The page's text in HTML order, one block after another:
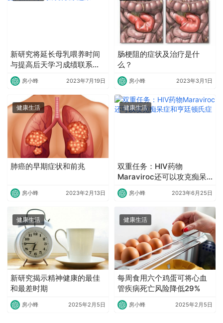
新研究将延长母乳喂养时间
与提高后天学习成绩联系起
来
房小蜂 2023年7月19日
肠梗阻的症状及治疗是什
么？
房小蜂 2023年3月1日
健康生活
肺癌的早期症状和前兆
房小蜂 2023年2月13日
健康生活
双重任务：HIV药物
Maraviroc还可以攻克痴呆
症和亨廷顿氏症
房小蜂 2023年6月25日
健康生活
新研究揭示​精神健康的最佳
和最差时期
房小蜂 2025年2月5日
健康生活
每周食用六个鸡蛋可将心血
管疾病死亡风险降低29%
房小蜂 2025年2月5日